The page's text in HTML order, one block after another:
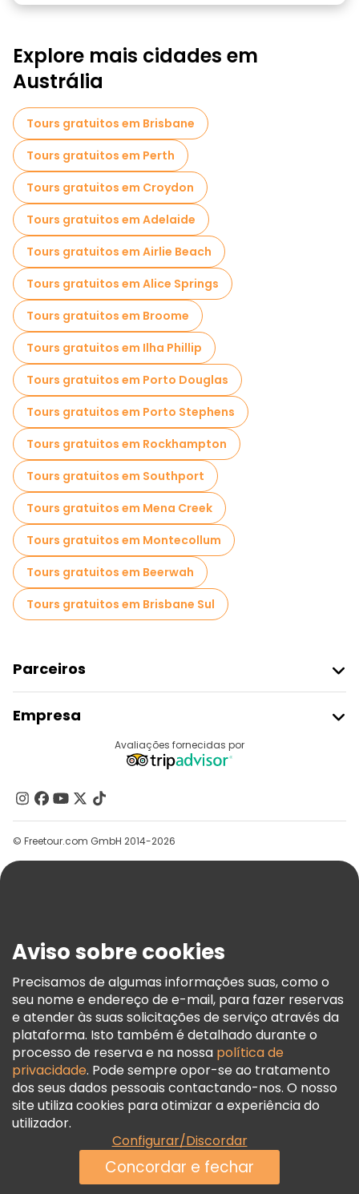
Explore mais cidades em
Austrália
Tours gratuitos em Brisbane
Tours gratuitos em Perth
Tours gratuitos em Croydon
Tours gratuitos em Adelaide
Tours gratuitos em Airlie Beach
Tours gratuitos em Alice Springs
Tours gratuitos em Broome
Tours gratuitos em Ilha Phillip
Tours gratuitos em Porto Douglas
Tours gratuitos em Porto Stephens
Tours gratuitos em Rockhampton
Tours gratuitos em Southport
Tours gratuitos em Mena Creek
Tours gratuitos em Montecollum
Tours gratuitos em Beerwah
Tours gratuitos em Brisbane Sul
Parceiros
Registo Do Fornecedor
Programa De Afiliados
Empresa
Contacte-Nos
Grupos
Ajuda
Termos E Informações Legais
Política De Cookies
Freetour Prémios
Programa De Fidelidade
Avaliações fornecidas por
© Freetour.com GmbH 2014-2026
Aviso sobre cookies
Precisamos de algumas informações suas, como o
seu nome e endereço de e-mail, para fazer reservas
e atender às suas solicitações de serviço através da
plataforma. Isto também é detalhado durante o
processo de reserva e na nossa política de
privacidade. Pode sempre opor-se ao tratamento
dos seus dados pessoais contactando-nos. O nosso
site utiliza cookies para otimizar a experiência do
utilizador.
Configurar/Discordar
Concordar e fechar